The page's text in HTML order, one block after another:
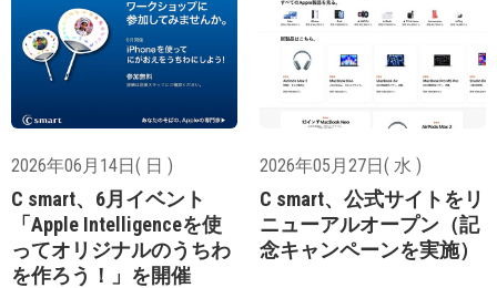
2026年06月14日( 日 )
C smart、6月イベント
「Apple Intelligenceを使
ってオリジナルのうちわ
を作ろう！」を開催
2026年05月27日( 水 )
C smart、公式サイトをリ
ニューアルオープン（記
念キャンペーンを実施）